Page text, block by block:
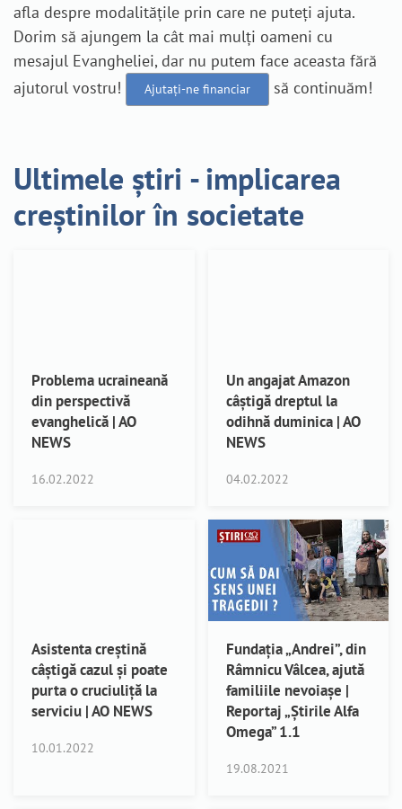
afla despre modalitățile prin care ne puteți ajuta.
Dorim să ajungem la cât mai mulți oameni cu
mesajul Evangheliei, dar nu putem face aceasta fără
ajutorul vostru!
Ajutați-ne financiar să continuăm!
Ultimele știri - implicarea
creștinilor în societate
Problema ucraineană
din perspectivă
evanghelică | AO
NEWS
16.02.2022
Un angajat Amazon
câștigă dreptul la
odihnă duminica | AO
NEWS
04.02.2022
Asistenta creștină
câștigă cazul și poate
purta o cruciuliță la
serviciu | AO NEWS
10.01.2022
Fundația „Andrei”, din
Râmnicu Vâlcea, ajută
familiile nevoiașe |
Reportaj „Știrile Alfa
Omega” 1.1
19.08.2021